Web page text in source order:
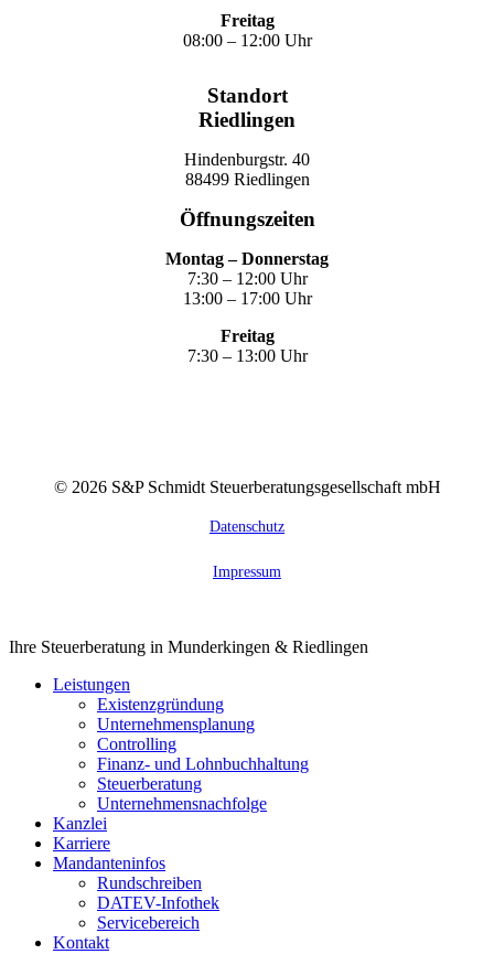
Freitag
08:00 – 12:00 Uhr
Standort
Riedlingen
Hindenburgstr. 40
88499 Riedlingen
Öffnungszeiten
Montag – Donnerstag
7:30 – 12:00 Uhr
13:00 – 17:00 Uhr
Freitag
7:30 – 13:00 Uhr
© 2026S&P Schmidt Steuerberatungsgesellschaft mbH
Datenschutz
Impressum
Close
Ihre Steuerberatung in Munderkingen & Riedlingen
Leistungen
Existenzgründung
Unternehmensplanung
Controlling
Finanz- und Lohnbuchhaltung
Steuerberatung
Unternehmensnachfolge
Kanzlei
Karriere
Mandanteninfos
Rundschreiben
DATEV-Infothek
Servicebereich
Kontakt